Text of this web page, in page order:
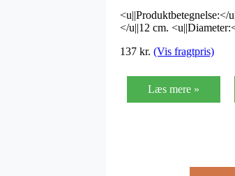
</u||12 cm.
137 kr. (Vis fragtpris)
Læs mere »